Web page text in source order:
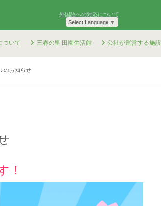
外国語への対応について
Select Language ▼
ついて 三春の里 田園生活館 公社が運営する施設
のお知らせ
！